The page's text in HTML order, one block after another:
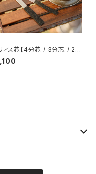
ィス芯【4分芯 / 3分芯 / 2分